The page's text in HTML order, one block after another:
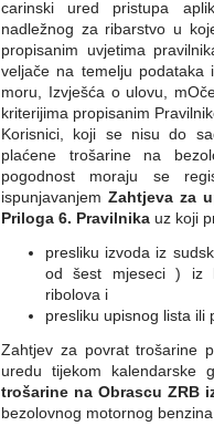
carinski ured pristupa
nadležnog za ribarstvo u
propisanim uvjetima
veljače na temelju podataka
moru, Izvješća o ulovu,
kriterijima propisanim
Korisnici, koji se nisu do
plaćene trošarine na
pogodnost moraju se
ispunjavanjem Zahtjeva za
Priloga 6. Pravilnika uz koji
presliku izvoda iz
od šest mjeseci ) iz
ribolova i
presliku upisnog lista ili
Zahtjev za povrat trošarine
uredu tijekom kalendarske
trošarine na Obrascu ZRB
bezolovnog motornog